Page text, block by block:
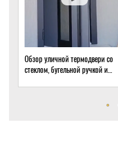
Обзор уличной термодвери со
стеклом, бугельной ручкой и